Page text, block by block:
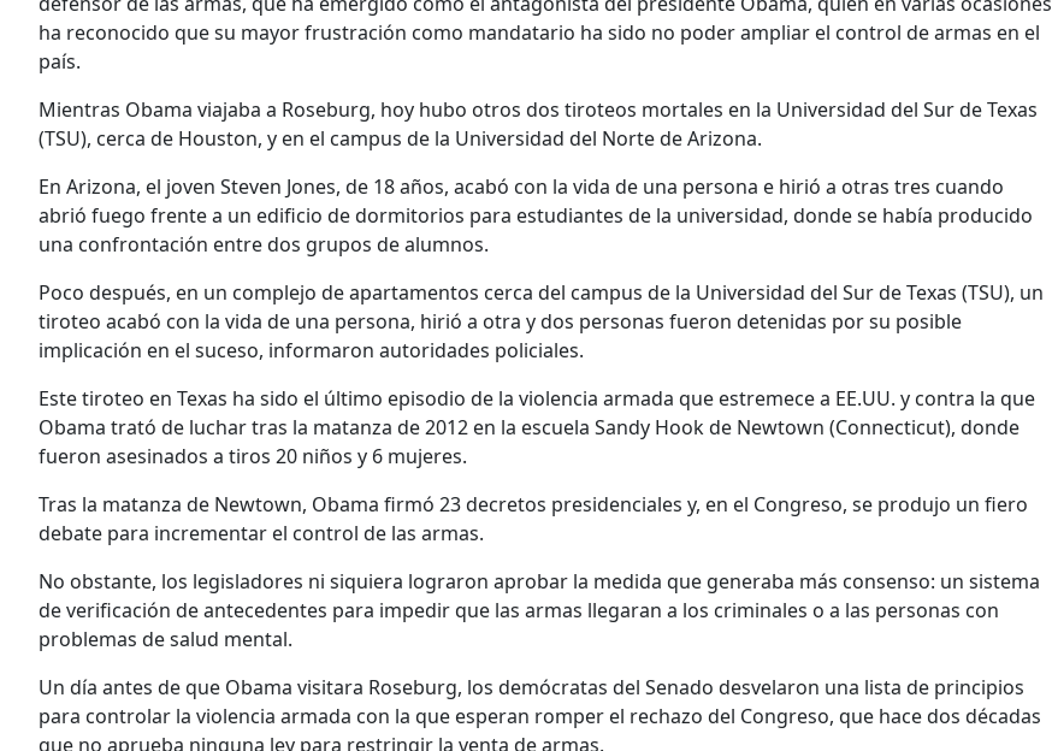
ha reconocido que su mayor frustración como mandatario ha sido no poder ampliar el control de armas en el
país.
Mientras Obama viajaba a Roseburg, hoy hubo otros dos tiroteos mortales en la Universidad del Sur de Texas
(TSU), cerca de Houston, y en el campus de la Universidad del Norte de Arizona.
En Arizona, el joven Steven Jones, de 18 años, acabó con la vida de una persona e hirió a otras tres cuando
abrió fuego frente a un edificio de dormitorios para estudiantes de la universidad, donde se había producido
una confrontación entre dos grupos de alumnos.
Poco después, en un complejo de apartamentos cerca del campus de la Universidad del Sur de Texas (TSU), un
tiroteo acabó con la vida de una persona, hirió a otra y dos personas fueron detenidas por su posible
implicación en el suceso, informaron autoridades policiales.
Este tiroteo en Texas ha sido el último episodio de la violencia armada que estremece a EE.UU. y contra la que
Obama trató de luchar tras la matanza de 2012 en la escuela Sandy Hook de Newtown (Connecticut), donde
fueron asesinados a tiros 20 niños y 6 mujeres.
Tras la matanza de Newtown, Obama firmó 23 decretos presidenciales y, en el Congreso, se produjo un fiero
debate para incrementar el control de las armas.
No obstante, los legisladores ni siquiera lograron aprobar la medida que generaba más consenso: un sistema
de verificación de antecedentes para impedir que las armas llegaran a los criminales o a las personas con
problemas de salud mental.
Un día antes de que Obama visitara Roseburg, los demócratas del Senado desvelaron una lista de principios
para controlar la violencia armada con la que esperan romper el rechazo del Congreso, que hace dos décadas
que no aprueba ninguna ley para restringir la venta de armas.